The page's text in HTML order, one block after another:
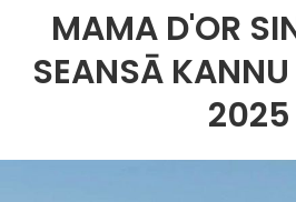
MAMA D'OR
SEANSĀ
2025